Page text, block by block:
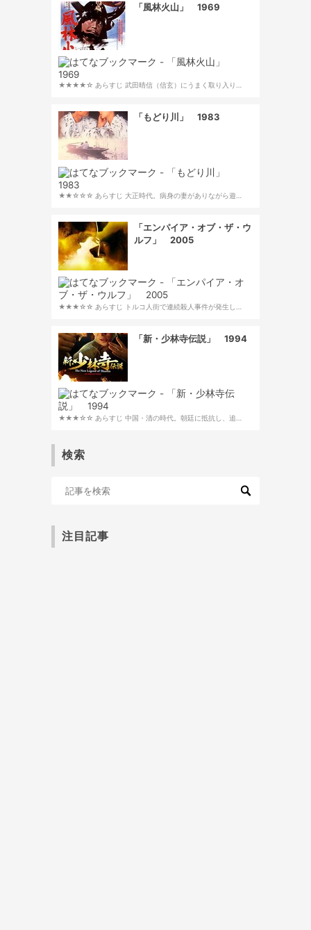
「風林火山」 1969
★★★★☆ あらすじ 武田晴信（信玄）にうまく取り入り…
「もどり川」 1983
★★☆☆☆ あらすじ 大正時代。病身の妻がありながら遊…
「エンパイア・オブ・ザ・ウ
ルフ」 2005
★★★☆☆ あらすじ トルコ人街で連続殺人事件が発生し…
「新・少林寺伝説」 1994
★★★☆☆ あらすじ 中国・清の時代。朝廷に抵抗し、追…
検索
注目記事